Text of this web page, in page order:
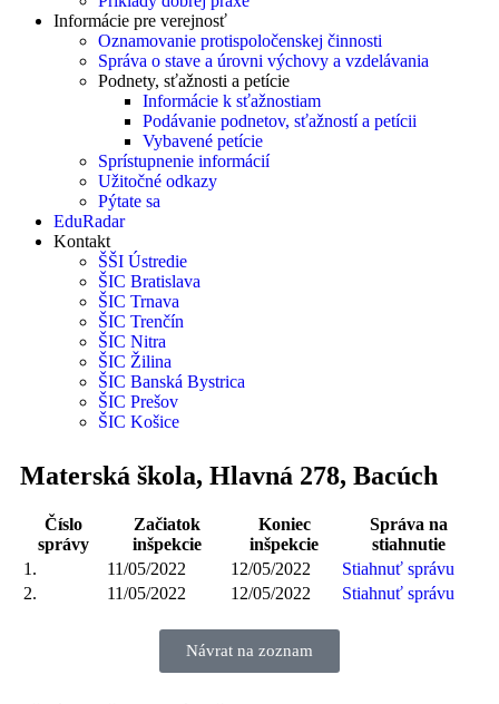
Informácie pre verejnosť
Oznamovanie protispoločenskej činnosti
Správa o stave a úrovni výchovy a vzdelávania
Podnety, sťažnosti a petície
Informácie k sťažnostiam
Podávanie podnetov, sťažností a petícii
Vybavené petície
Sprístupnenie informácií
Užitočné odkazy
Pýtate sa
EduRadar
Kontakt
ŠŠI Ústredie
ŠIC Bratislava
ŠIC Trnava
ŠIC Trenčín
ŠIC Nitra
ŠIC Žilina
ŠIC Banská Bystrica
ŠIC Prešov
ŠIC Košice
Materská škola, Hlavná 278, Bacúch
Číslo
správy
Začiatok
inšpekcie
Koniec
inšpekcie
Správa na
stiahnutie
1.
11/05/2022 12/05/2022
Stiahnuť správu
2.
11/05/2022 12/05/2022 Stiahnuť správu
Návrat na zoznam